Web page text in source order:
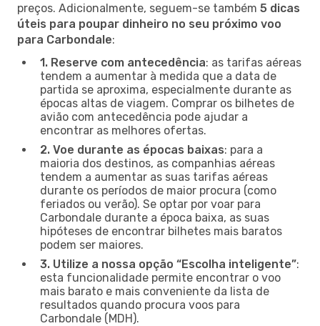
preços. Adicionalmente, seguem-se também 5 dicas
úteis para poupar dinheiro no seu próximo voo
para Carbondale:
1. Reserve com antecedência: as tarifas aéreas
tendem a aumentar à medida que a data de
partida se aproxima, especialmente durante as
épocas altas de viagem. Comprar os bilhetes de
avião com antecedência pode ajudar a
encontrar as melhores ofertas.
2. Voe durante as épocas baixas: para a
maioria dos destinos, as companhias aéreas
tendem a aumentar as suas tarifas aéreas
durante os períodos de maior procura (como
feriados ou verão). Se optar por voar para
Carbondale durante a época baixa, as suas
hipóteses de encontrar bilhetes mais baratos
podem ser maiores.
3. Utilize a nossa opção “Escolha inteligente”:
esta funcionalidade permite encontrar o voo
mais barato e mais conveniente da lista de
resultados quando procura voos para
Carbondale (MDH).